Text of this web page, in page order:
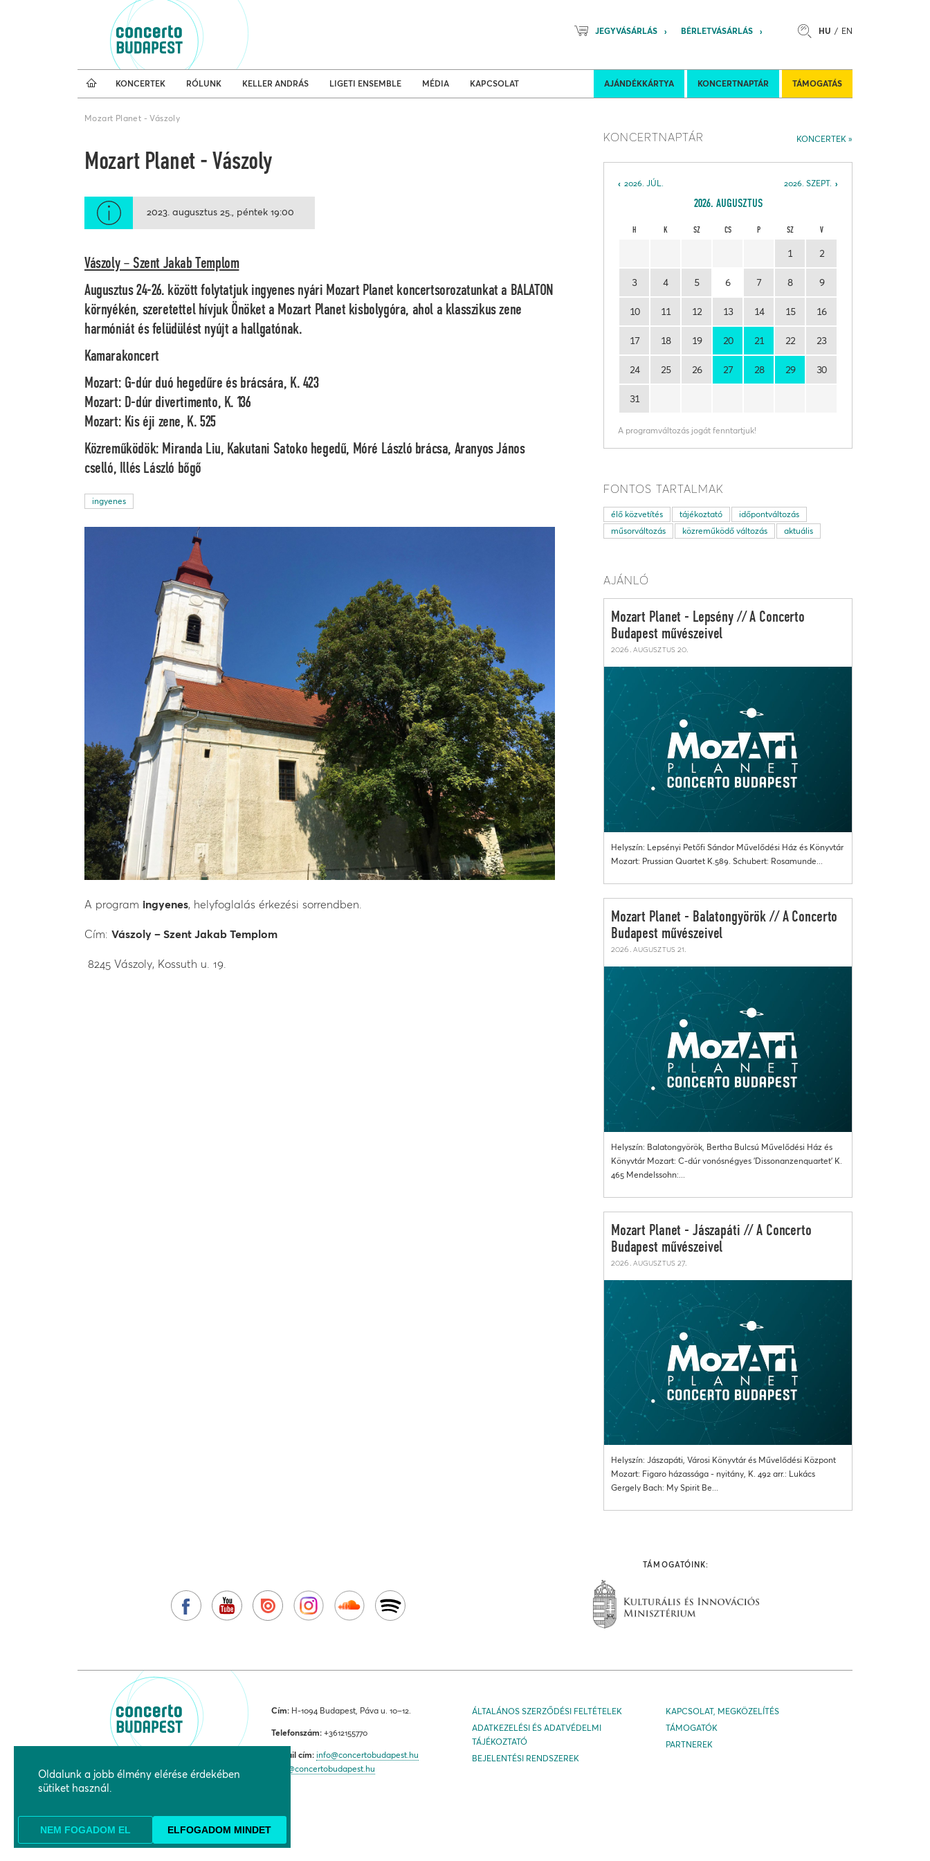
HU EN
JEGYVÁSÁRLÁS BÉRLETVÁSÁRLÁS
AJÁNDÉKKÁRTYA KONCERTNAPTÁR TÁMOGATÁS
KONCERTEK RÓLUNK KELLER ANDRÁS LIGETI ENSEMBLE MÉDIA KAPCSOLAT
Koncertnaptár
Mozart Planet - Vászoly
Mozart Planet - Vászoly
2023. augusztus 25. péntek 19:00
Vászoly – Szent Jakab Templom
Augusztus 24-26. között folytatjuk ingyenes nyári Mozart Planet koncertsorozatunkat a BALATON
környékén, szeretettel hívjuk Önöket a Mozart Planet kisbolygóra, ahol a klasszikus zene
harmóniát és felüdülést nyújt a hallgatónak.
Kamarakoncert
Mozart: G-dúr duó hegedűre és brácsára, K. 423
Mozart: D-dúr divertimento, K. 136
Mozart: Kis éji zene, K. 525
Közreműködök: Miranda Liu, Kakutani Satoko hegedű, Móré László brácsa, Aranyos János
cselló, Illés László bőgő
ingyenes
A program ingyenes, helyfoglalás érkezési sorrendben.
Cím: Vászoly – Szent Jakab Templom
8245 Vászoly, Kossuth u. 19.
KONCERTEK
KONCERTNAPTÁR
2026. SZEPT.
2026. JÚL.
2026. AUGUSZTUS
H K SZ CS P SZ V
1 2
3 4 5 6 7 8 9
10 11 12 13 14 15 16
17 18 19 20 21 22 23
24 25 26 27 28 29 30
31
A programváltozás jogát fenntartjuk!
FONTOS TARTALMAK
élő közvetítés tájékoztató
időpontváltozás
műsorváltozás
közreműködő változás aktuális
AJÁNLÓ
Mozart Planet - Lepsény // A Concerto
Budapest művészeivel
2026. augusztus 20.
Helyszín: Lepsényi Petőfi Sándor Művelődési Ház és Könyvtár
Mozart: Prussian Quartet K.589. Schubert: Rosamunde...
Mozart Planet - Balatongyörök // A Concerto
Budapest művészeivel
2026. augusztus 21.
Helyszín: Balatongyörök, Bertha Bulcsú Művelődési Ház és
Könyvtár Mozart: C-dúr vonósnégyes 'Dissonanzenquartet' K.
465 Mendelssohn:...
Mozart Planet - Jászapáti // A Concerto
Budapest művészeivel
2026. augusztus 27.
Helyszín: Jászapáti, Városi Könyvtár és Művelődési Központ
Mozart: Figaro házassága - nyitány, K. 492 arr.: Lukács
Gergely Bach: My Spirit Be...
TÁMOGATÓINK:
Cím: H-1094 Budapest, Páva u. 10–12.
Telefonszám: +3612155770
E-mail cím: info@concertobudapest.hu
jegy@concertobudapest.hu
ÁLTALÁNOS SZERZŐDÉSI FELTÉTELEK
ADATKEZELÉSI ÉS ADATVÉDELMI
TÁJÉKOZTATÓ
BEJELENTÉSI RENDSZEREK
KAPCSOLAT, MEGKÖZELÍTÉS
TÁMOGATÓK
PARTNEREK
Oldalunk a jobb élmény elérése érdekében
sütiket használ.
NEM FOGADOM EL ELFOGADOM MINDET